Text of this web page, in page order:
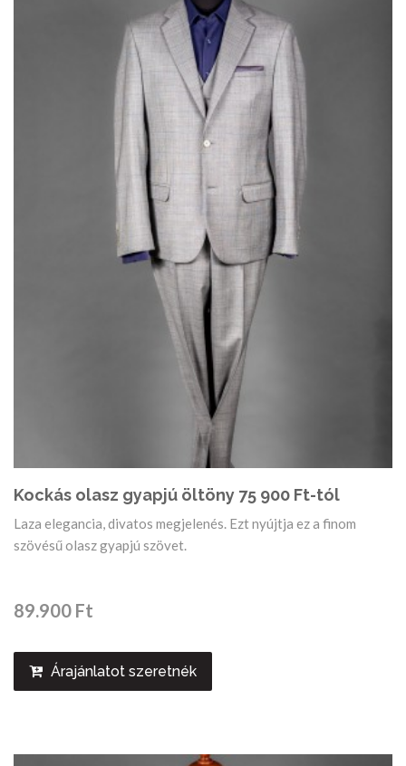
Kockás olasz gyapjú öltöny 75 900 Ft-tól
Laza elegancia, divatos megjelenés. Ezt nyújtja ez a finom
szövésű olasz gyapjú szövet.
89.900 Ft
Árajánlatot szeretnék